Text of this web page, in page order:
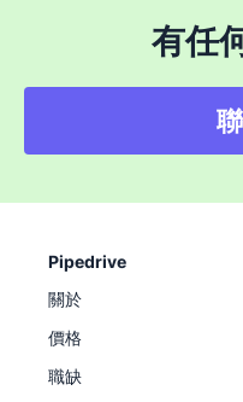
有任
Pipedrive
關於
價格
職缺